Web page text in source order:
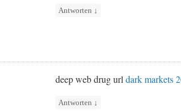
Antworten ↓
deep web drug urldark markets
Antworten ↓